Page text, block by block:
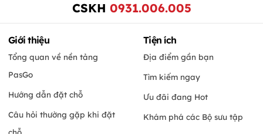
CSKH 0931.006.005
Giới thiệu
Tổng quan về nền tảng
PasGo
Hướng dẫn đặt chỗ
Câu hỏi thường gặp khi đặt
chỗ
Tiện ích
Địa điểm gần bạn
Tìm kiếm ngay
Ưu đãi đang Hot
Khám phá các Bộ sưu tập